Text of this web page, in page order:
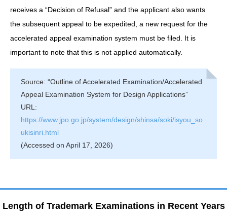
receives a “Decision of Refusal” and the applicant also wants
the subsequent appeal to be expedited, a new request for the
accelerated appeal examination system must be filed. It is
important to note that this is not applied automatically.
Source: “Outline of Accelerated Examination/Accelerated
Appeal Examination System for Design Applications”
URL:
https://www.jpo.go.jp/system/design/shinsa/soki/isyou_so
ukisinri.html
(Accessed on April 17, 2026)
Length of Trademark Examinations in Recent Years